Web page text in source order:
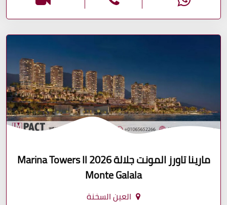
مارينا تاورز المونت جلالة 2026 Marina Towers Il
Monte Galala
العين السخنة